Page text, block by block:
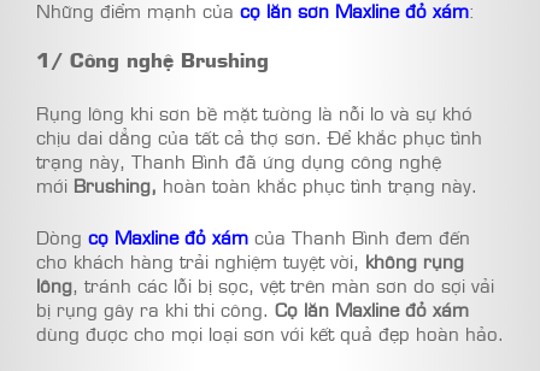
Những điểm mạnh của cọ lăn sơn Maxline đỏ xám:
1/ Công nghệ Brushing
Rụng lông khi sơn bề mặt tường là nỗi lo và sự khó
chịu dai dẳng của tất cả thợ sơn. Để khắc phục tình
trạng này, Thanh Bình đã ứng dụng công nghệ
mới Brushing, hoàn toàn khắc phục tình trạng này.
Dòng cọ Maxline đỏ xám của Thanh Bình đem đến
cho khách hàng trải nghiệm tuyệt vời, không rụng
lông , tránh các lỗi bị sọc, vệt trên màn sơn do sợi vải
bị rụng gây ra khi thi công. Cọ lăn Maxline đỏ xám
dùng được cho mọi loại sơn với kết quả đẹp hoàn hảo.